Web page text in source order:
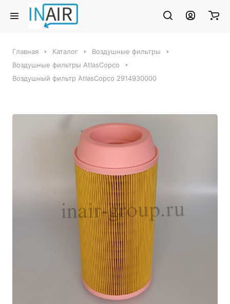
Главная Каталог
Воздушные фильтры
Воздушные фильтры AtlasCopco
Воздушный фильтр AtlasCopco 2914930000